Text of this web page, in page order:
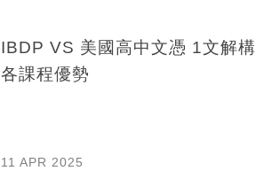
IBDP VS 美國高中文憑 1文解
各課程優勢
11 APR 2025